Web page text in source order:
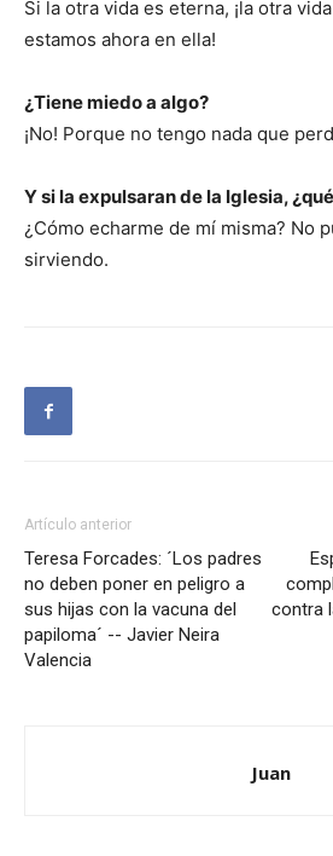
Si la otra vida es eterna, ¡la otra
estamos ahora en ella!
¿Tiene miedo a algo?
¡No! Porque no tengo nada que
Y si la expulsaran de la Iglesia,
¿Cómo echarme de mí misma? No
sirviendo.
Artículo anterior
Teresa Forcades: ´Los padres
no deben poner en peligro a
sus hijas con la vacuna del
papiloma´ -- Javier Neira
Valencia
contra
Juan